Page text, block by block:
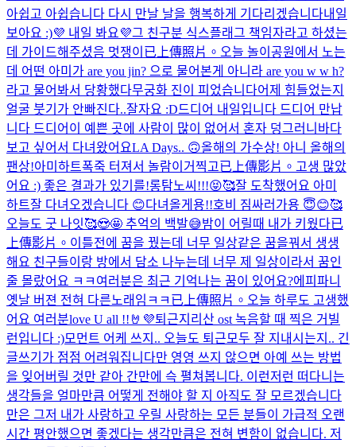
아쉽고 아쉽습니다 다시 만날 날을 행복하게 기다리겠습니다내일
보아요 :)💜 내일 봐요💜그 친구분 식스플래그 책임자라고 하셨는
데 가이드해주셨음 멋쟁이 已上傳照片。 오늘 놀이공원에서 노는
데 어떤 아미가 are you jin? 으로 물어본게 아니라 are you w w h?
라고 물어봐서 당황했다무궁화 진이 피었습니다어제 힘들었는지
얼굴 붓기가 안빠진다..잘자요 :D드디어 내일입니다 드디어 만납
니다 드디어 이 예쁜 곳에 사람이 많이 없어서 혼자 덩그러니 바다
보고 싶어서 다녀왔어요LA Days.. 🙃올해의 가수상! 아니 올해의
팬상!아미하트폭죽 터져서 놀람이거찍고已上傳影片。 고생 많았
어요 :) 좋은 결과가 있기를!롱탐노씨!!!😝🥰잘 도착했어요 아미
하트잘 다녀오겠습니다 😊다녀올게용!!호비 짐싸러가용 😇😊🥰
오늘도 굿 나잇🥰😍🤩 추억의 백발😅밤이 어릴때 내가 키웠다已
上傳影片。 이틀전에 꿈을 꿨는데 너무 일상같은 꿈을꿔서 생생
해요 친구들이랑 방에서 담소 나누는데 너무 제 일상이라서 꿈인
줄 몰랐어요 ㅋㅋ 여러분은 최근 기억나는 꿈이 있어요?에피파니
옛날 버젼 전혀 다른노래임ㅋㅋ 已上傳照片。 오늘 하루도 고생했
어요 여러분love U all !!🤘💜퇴근지리산 ost 녹음할 때 찍은 거 빌
런입니다 :)모먼트 어케 쓰지.. 오늘도 퇴근모두 잘 지내시는지.. 긴
글쓰기가 점점 어려워집니다만 영영 쓰지 않으면 아예 쓰는 방법
을 잊어버릴 것만 같아 간만에 슥 펼쳐봅니다. 이런저런 떠다니는
생각들을 얼마만큼 어떻게 전해야 할 지 아직도 잘 모르겠습니다
만은 그저 내가 사랑하고 우릴 사랑하는 모든 분들이 가급적 오랜
시간 평안했으면 좋겠다는 생각만큼은 전혀 변함이 없습니다. 저